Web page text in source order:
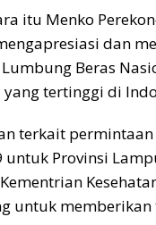
itu Menko
dan
Beras
tertinggi di
terkait
untuk Provinsi
untuk memberikan